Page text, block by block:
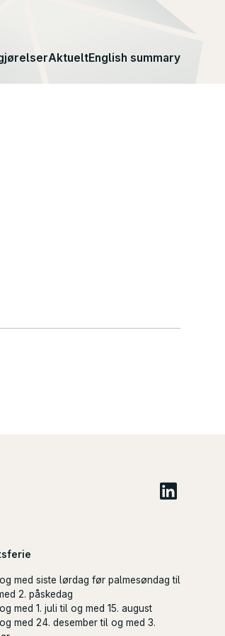
AktueltEnglish summary
med siste lørdag før palmesøndag til
2. påskedag
med 1. juli til og med 15. august
med 24. desember til og med 3.